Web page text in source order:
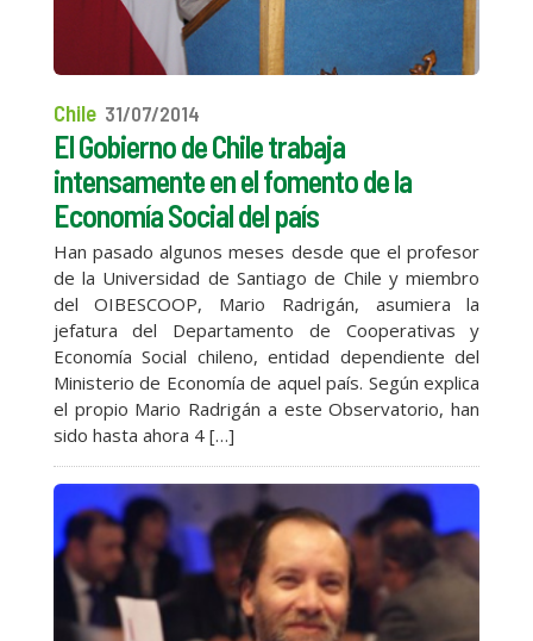
Chile 31/07/2014
El Gobierno de Chile trabaja
intensamente en el fomento de la
Economía Social del país
Han pasado algunos meses desde que el profesor
de la Universidad de Santiago de Chile y miembro
del OIBESCOOP, Mario Radrigán, asumiera la
jefatura del Departamento de Cooperativas y
Economía Social chileno, entidad dependiente del
Ministerio de Economía de aquel país. Según explica
el propio Mario Radrigán a este Observatorio, han
sido hasta ahora 4 […]